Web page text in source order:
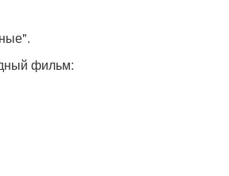
фильм: